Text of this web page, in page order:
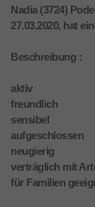
Nadia (3724)
27.03.2020, hat
Beschreibung :
aktiv
freundlich
sensibel
aufgeschlossen
neugierig
verträglich mit
für Familien